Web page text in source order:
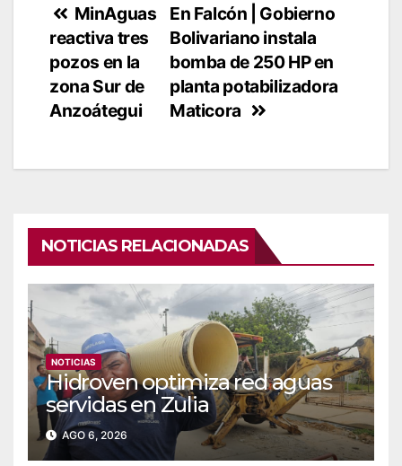
Navegación
de
entradas
En Falcón | Gobierno
Bolivariano instala
bomba de 250 HP en
planta potabilizadora
Maticora
MinAguas
reactiva tres
pozos en la
zona Sur de
Anzoátegui
NOTICIAS RELACIONADAS
NOTICIAS
Hidroven optimiza red aguas
servidas en Zulia
AGO 6, 2026